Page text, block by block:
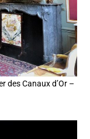
des Canaux d’Or –